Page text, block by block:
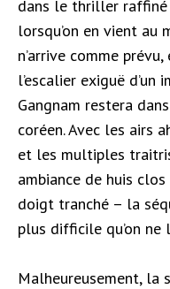
dans le thriller
lorsqu’on en vient au
n’arrive comme
l’escalier exiguë
Gangnam restera
coréen. Avec les airs
et les multiples
ambiance de huis
doigt tranché – la
plus difficile qu’on ne
Malheureusement, la